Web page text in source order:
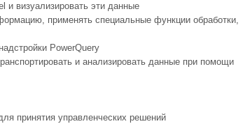
и визуализировать эти данные
применять специальные функции обработки,
PowerQuery
и анализировать данные при помощи
принятия управленческих решений